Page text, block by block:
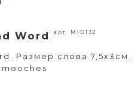
Word арт. M1D132
Размер слова 7,5х3см.